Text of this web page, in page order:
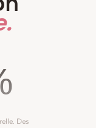
Des